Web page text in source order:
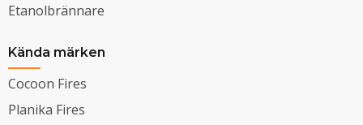
Etanolbrännare
Kända märken
Cocoon Fires
Planika Fires